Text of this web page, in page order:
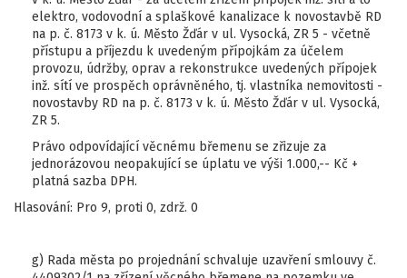
elektro, vodovodní a splaškové kanalizace k novostavbě RD
na p. č. 8173 v k. ú. Město Žďár v ul. Vysocká, ZR 5 - včetně
přístupu a příjezdu k uvedeným přípojkám za účelem
provozu, údržby, oprav a rekonstrukce uvedených přípojek
inž. sítí ve prospěch oprávněného, tj. vlastníka nemovitosti -
novostavby RD na p. č. 8173 v k. ú. Město Žďár v ul. Vysocká,
ZR 5.
Právo odpovídající věcnému břemenu se zřizuje za
jednorázovou neopakující se úplatu ve výši 1.000,-- Kč +
platná sazba DPH.
Hlasování: Pro 9, proti 0, zdrž. 0
g) Rada města po projednání schvaluje uzavření smlouvy č.